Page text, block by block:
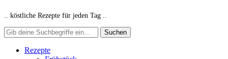
.. köstliche Rezepte für jeden Tag ..
Rezepte